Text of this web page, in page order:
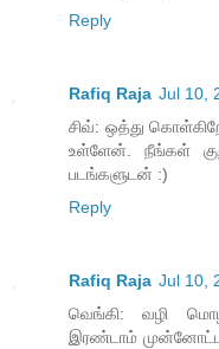
Reply
Rafiq Raja Jul 10,
சிவ்: ஒத்து
உள்ளேன். நீங்கள்
படங்களுடன் :)
Reply
Rafiq Raja Jul 10,
வெங்கி: வழி
இரண்டாம் முன்னோட்ட